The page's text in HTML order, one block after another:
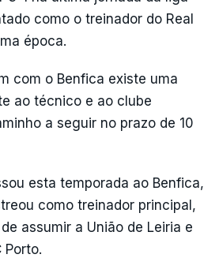
como o treinador do Real
época.
com o Benfica existe uma
ao técnico e ao clube
a seguir no prazo de 10
esta temporada ao Benfica,
como treinador principal,
assumir a União de Leiria e
Porto.